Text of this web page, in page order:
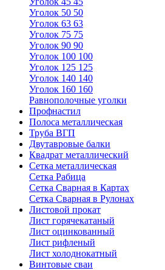
Уголок 50 50
Уголок 63 63
Уголок 75 75
Уголок 90 90
Уголок 100 100
Уголок 125 125
Уголок 140 140
Уголок 160 160
Равнополочные уголки
Профнастил
Полоса металлическая
Труба ВГП
Двутавровые балки
Квадрат металлический
Сетка металлическая
Сетка Рабица
Сетка Сварная в Картах
Сетка Сварная в Рулонах
Листовой прокат
Лист горячекатаный
Лист оцинкованный
Лист рифленый
Лист холоднокатный
Винтовые сваи